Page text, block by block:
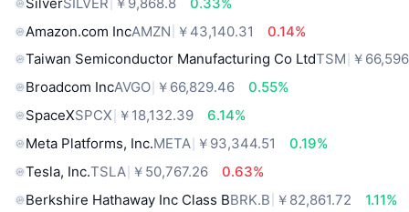
Amazon.com IncAMZN ￥43,140.31
0.14%
Taiwan Semiconductor Manufacturing Co LtdTSM ￥
Broadcom IncAVGO ￥66,829.46
0.55%
SpaceXSPCX ￥18,132.39
6.14%
Meta Platforms, Inc.META ￥93,344.51
0.19%
Tesla, Inc.TSLA ￥50,767.26
0.63%
Berkshire Hathaway Inc Class BBRK.B ￥82,861.72
1.11%